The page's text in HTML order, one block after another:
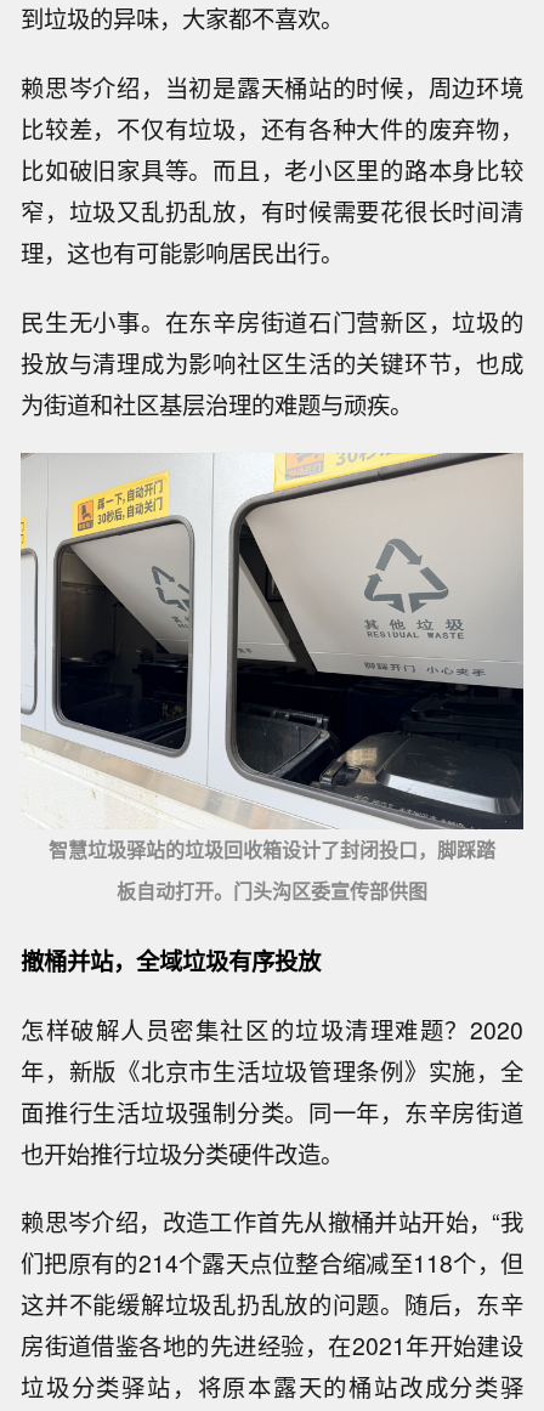
到垃圾的异味，大家都不喜欢。
赖思岑介绍，当初是露天桶站的时候，周边环境
比较差，不仅有垃圾，还有各种大件的废弃物，
比如破旧家具等。而且，老小区里的路本身比较
窄，垃圾又乱扔乱放，有时候需要花很长时间清
理，这也有可能影响居民出行。
民生无小事。在东辛房街道石门营新区，垃圾的
投放与清理成为影响社区生活的关键环节，也成
为街道和社区基层治理的难题与顽疾。
智慧垃圾驿站的垃圾回收箱设计了封闭投口，脚踩踏
板自动打开。门头沟区委宣传部供图
撤桶并站，全域垃圾有序投放
怎样破解人员密集社区的垃圾清理难题？2020
年，新版《北京市生活垃圾管理条例》实施，全
面推行生活垃圾强制分类。同一年，东辛房街道
也开始推行垃圾分类硬件改造。
赖思岑介绍，改造工作首先从撤桶并站开始，“我
们把原有的214个露天点位整合缩减至118个，但
这并不能缓解垃圾乱扔乱放的问题。随后，东辛
房街道借鉴各地的先进经验，在2021年开始建设
垃圾分类驿站，将原本露天的桶站改成分类驿